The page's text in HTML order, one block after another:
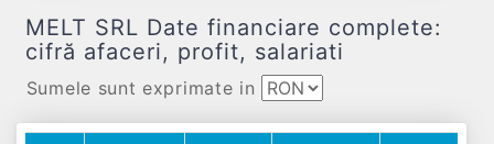
MELT SRL Date financiare complete:
cifră afaceri, profit, salariati
Sumele sunt exprimate in